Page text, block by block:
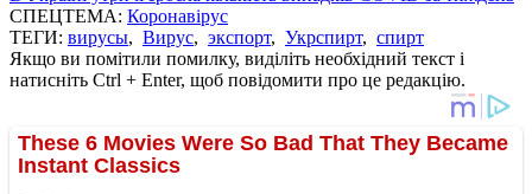
СПЕЦТЕМА: Коронавірус
ТЕГИ: вирусы, Вирус, экспорт, Укрспирт, спирт
Якщо ви помітили помилку, виділіть необхідний текст і
натисніть Ctrl + Enter, щоб повідомити про це редакцію.